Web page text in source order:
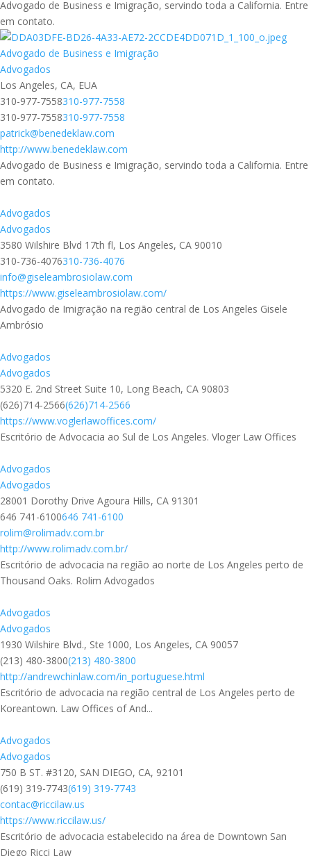
Advogado de Business e Imigração, servindo toda a California. Entre
em contato.
Advogado de Business e Imigração
Advogados
Los Angeles, CA, EUA
310-977-7558310-977-7558
310-977-7558310-977-7558
patrick@benedeklaw.com
http://www.benedeklaw.com
Advogado de Business e Imigração, servindo toda a California. Entre
em contato.
Advogados
Advogados
3580 Wilshire Blvd 17th fl, Los Angeles, CA 90010
310-736-4076310-736-4076
info@giseleambrosiolaw.com
https://www.giseleambrosiolaw.com/
Advogado de Imigração na região central de Los Angeles Gisele
Ambrósio
Advogados
Advogados
5320 E. 2nd Street Suite 10, Long Beach, CA 90803
(626)714-2566(626)714-2566
https://www.voglerlawoffices.com/
Escritório de Advocacia ao Sul de Los Angeles. Vloger Law Offices
Advogados
Advogados
28001 Dorothy Drive Agoura Hills, CA 91301
646 741-6100646 741-6100
rolim@rolimadv.com.br
http://www.rolimadv.com.br/
Escritório de advocacia na região ao norte de Los Angeles perto de
Thousand Oaks. Rolim Advogados
Advogados
Advogados
1930 Wilshire Blvd., Ste 1000, Los Angeles, CA 90057
(213) 480-3800(213) 480-3800
http://andrewchinlaw.com/in_portuguese.html
Escritório de advocacia na região central de Los Angeles perto de
Koreantown. Law Offices of And...
Advogados
Advogados
750 B ST. #3120, SAN DIEGO, CA, 92101
(619) 319-7743(619) 319-7743
contac@riccilaw.us
https://www.riccilaw.us/
Escritório de advocacia estabelecido na área de Downtown San
Diego Ricci Law